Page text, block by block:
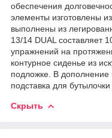
обеспечения
элементы изготовлены
выполнены из
13/14 DUAL составляет
упражнений на
контурное сиденье из
подложке. В дополнение
подставка для
Скрыть